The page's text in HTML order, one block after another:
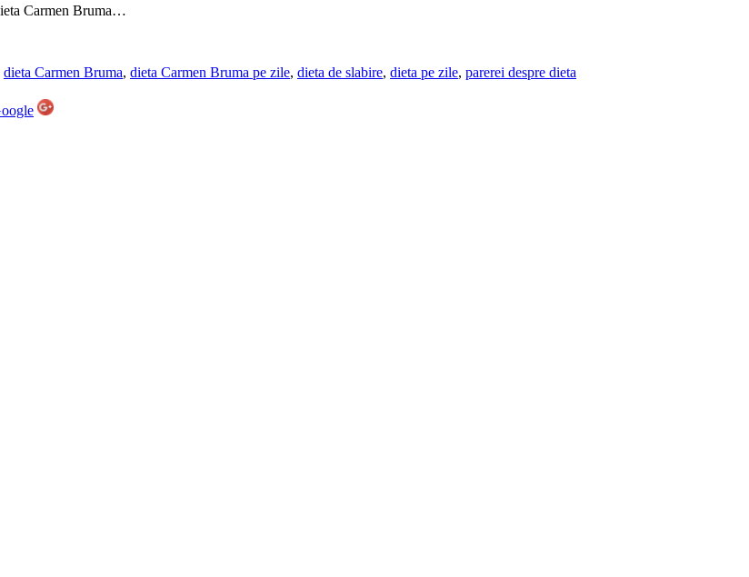
Carmen Bruma…
dieta Carmen Bruma, dieta Carmen Bruma pe zile, dieta de slabire, dieta pe zile, parerei despre dieta